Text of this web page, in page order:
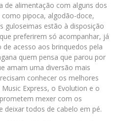
de alimentação com alguns dos
pipoca, algodão-doce,
guloseimas estão à disposição
preferirem só acompanhar, já
acesso aos brinquedos pela
quem pensa que parou por
amam uma diversão mais
conhecer os melhores
Express, o Evolution e o
mexer com os
deixar todos de cabelo em pé.